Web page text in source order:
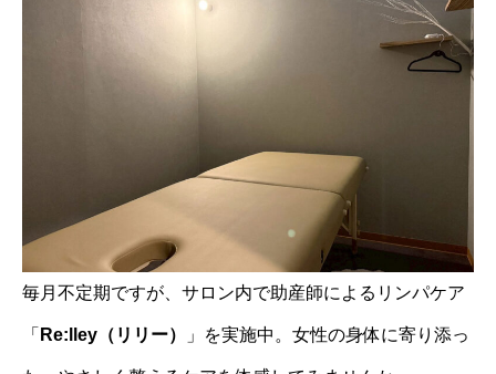
毎月不定期ですが、サロン内で助産師によるリンパケア
「 Re:lley（リリー） 」を実施中。女性の身体に寄り添っ